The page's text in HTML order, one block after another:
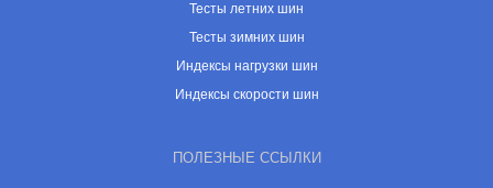
Тесты летних шин
Тесты зимних шин
Индексы нагрузки шин
Индексы скорости шин
ПОЛЕЗНЫЕ ССЫЛКИ